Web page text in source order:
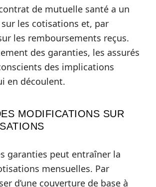
de mutuelle santé a un
les cotisations et, par
les remboursements reçus.
des garanties, les assurés
des implications
en découlent.
MODIFICATIONS SUR
garanties peut entraîner la
mensuelles. Par
d’une couverture de base à